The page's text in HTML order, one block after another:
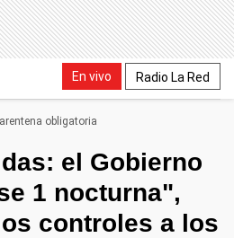
En vivo Radio La Red
obligatoria
el Gobierno
1 nocturna",
controles a los